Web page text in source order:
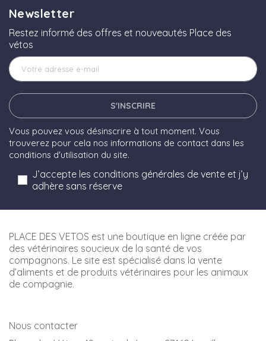
Newsletter
Restez informé des offres et nouveautés Place des
vétos
S'INSCRIRE
Vous pouvez vous désinscrire à tout moment. Vous
trouverez pour cela nos informations de contact dans les
conditions d'utilisation du site.
J’accepte les conditions générales de vente et j’y
adhère sans réserve
PLACE DES VETOS est une boutique en ligne créée par
des vétérinaires soucieux de la santé de vos
compagnons. Le site est spécialisé dans la vente
d’aliments et de produits vétérinaires pour les animaux
de compagnie.
Nous contacter